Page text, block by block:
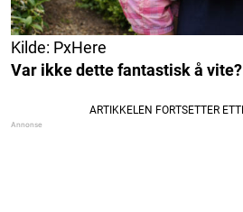
Kilde: PxHere
Var ikke dette fantastisk å vite?